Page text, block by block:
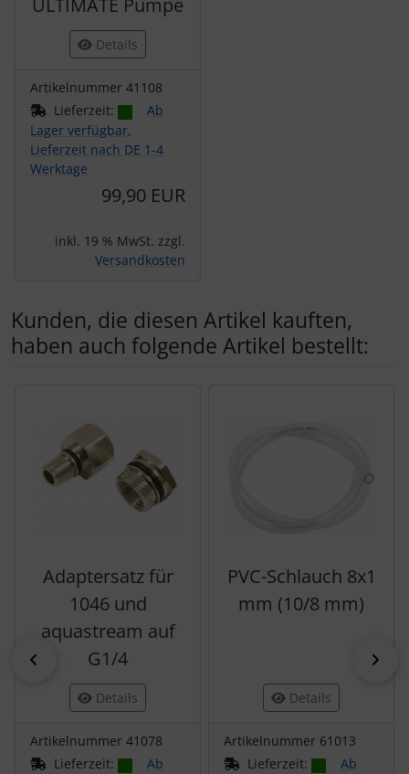
ULTIMATE Pumpe
Details
Artikelnummer 41108
Lieferzeit:
Ab
Lager verfügbar,
Lieferzeit nach DE 1-4
Werktage
99,90 EUR
inkl. 19 % MwSt. zzgl.
Versandkosten
Kunden, die diesen Artikel kauften,
haben auch folgende Artikel bestellt:
Adaptersatz für
1046 und
aquastream auf
G1/4
Details
Artikelnummer 41078
Lieferzeit:
Ab
PVC-Schlauch 8x1
mm (10/8 mm)
Details
Artikelnummer 61013
Lieferzeit:
Ab